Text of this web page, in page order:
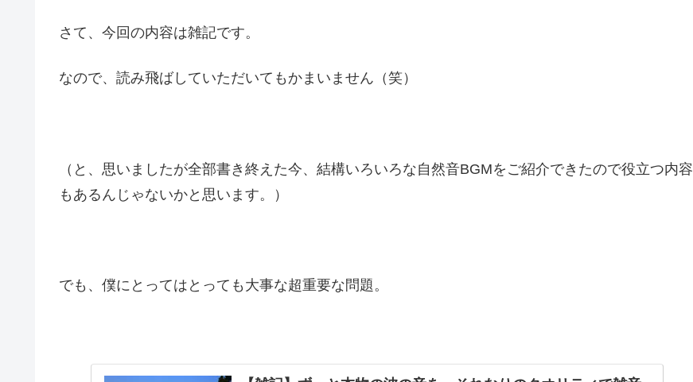
さて、今回の内容は雑記です。
なので、読み飛ばしていただいてもかまいません（笑）
（と、思いましたが全部書き終えた今、結構いろいろな自然音BGMをご紹介できたので役立つ内容
もあるんじゃないかと思います。）
でも、僕にとってはとっても大事な超重要な問題。